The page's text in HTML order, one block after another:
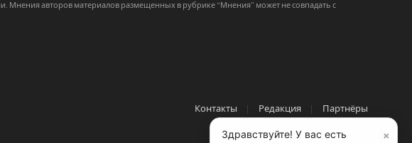
Мнения авторов материалов размещенных в рубрике “Мнения” может не совпадать с
Контакты Редакция Партнёры
×
Здравствуйте! У вас есть